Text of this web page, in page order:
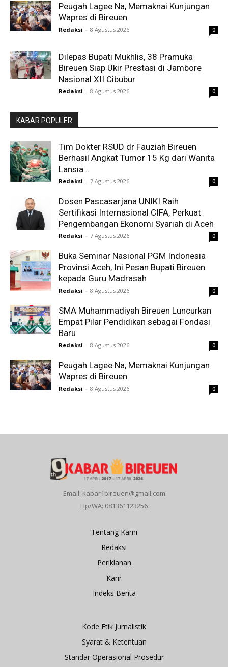
Peugah Lagee Na, Memaknai Kunjungan
Wapres di Bireuen
Redaksi - 8 Agustus 2026 0
Dilepas Bupati Mukhlis, 38 Pramuka
Bireuen Siap Ukir Prestasi di Jambore
Nasional XII Cibubur
Redaksi - 8 Agustus 2026 0
KABAR POPULER
Tim Dokter RSUD dr Fauziah Bireuen
Berhasil Angkat Tumor 15 Kg dari Wanita
Lansia...
Redaksi - 7 Agustus 2026 0
Dosen Pascasarjana UNIKI Raih
Sertifikasi Internasional CIFA, Perkuat
Pengembangan Ekonomi Syariah di Aceh
Redaksi - 7 Agustus 2026 0
Buka Seminar Nasional PGM Indonesia
Provinsi Aceh, Ini Pesan Bupati Bireuen
kepada Guru Madrasah
Redaksi - 8 Agustus 2026 0
SMA Muhammadiyah Bireuen Luncurkan
Empat Pilar Pendidikan sebagai Fondasi
Baru
Redaksi - 8 Agustus 2026 0
Peugah Lagee Na, Memaknai Kunjungan
Wapres di Bireuen
Redaksi - 8 Agustus 2026 0
Email: kabar1bireuen@gmail.com
Hp/WA: 081361123256
Tentang Kami
Redaksi
Periklanan
Karir
Indeks Berita
Kode Etik Jurnalistik
Syarat & Ketentuan
Standar Operasional Prosedur